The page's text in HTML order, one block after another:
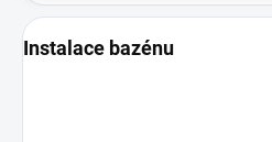
Instalace bazénu